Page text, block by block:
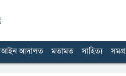
আইন আদালত মতামত সাহিত্য